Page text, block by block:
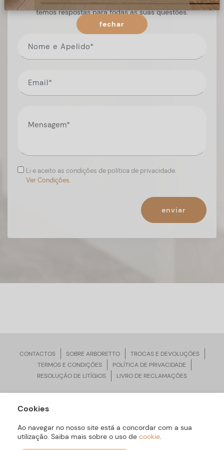
Preencha o formulário, e num curto espaço de tempo,
temos respostas para todas as suas questões.
Li e aceito as condições de política de privacidade.
Ver Condições.
enviar
CONTACTOS SOBRE ARBORETTO
TROCAS E DEVOLUÇÕES
TERMOS E CONDIÇÕES
POLÍTICA DE PRIVACIDADE
RESOLUÇÃO DE LITÍGIOS
LIVRO DE RECLAMAÇÕES
ARBORETTO © Todos os Direitos Reservados | Desenvolvido por
Cookies
Ao navegar no nosso site está a concordar com a sua
utilização. Saiba mais sobre o uso de cookie.
fechar